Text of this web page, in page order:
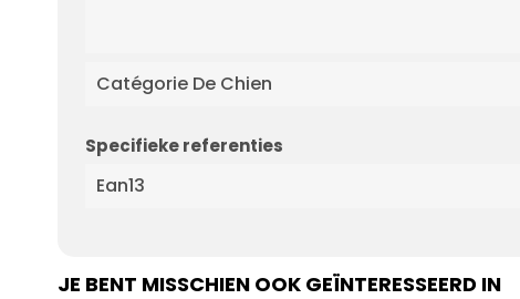
Catégorie De Chien
Specifieke referenties
Ean13
JE BENT MISSCHIEN OOK GEÏNTERESSEERD IN